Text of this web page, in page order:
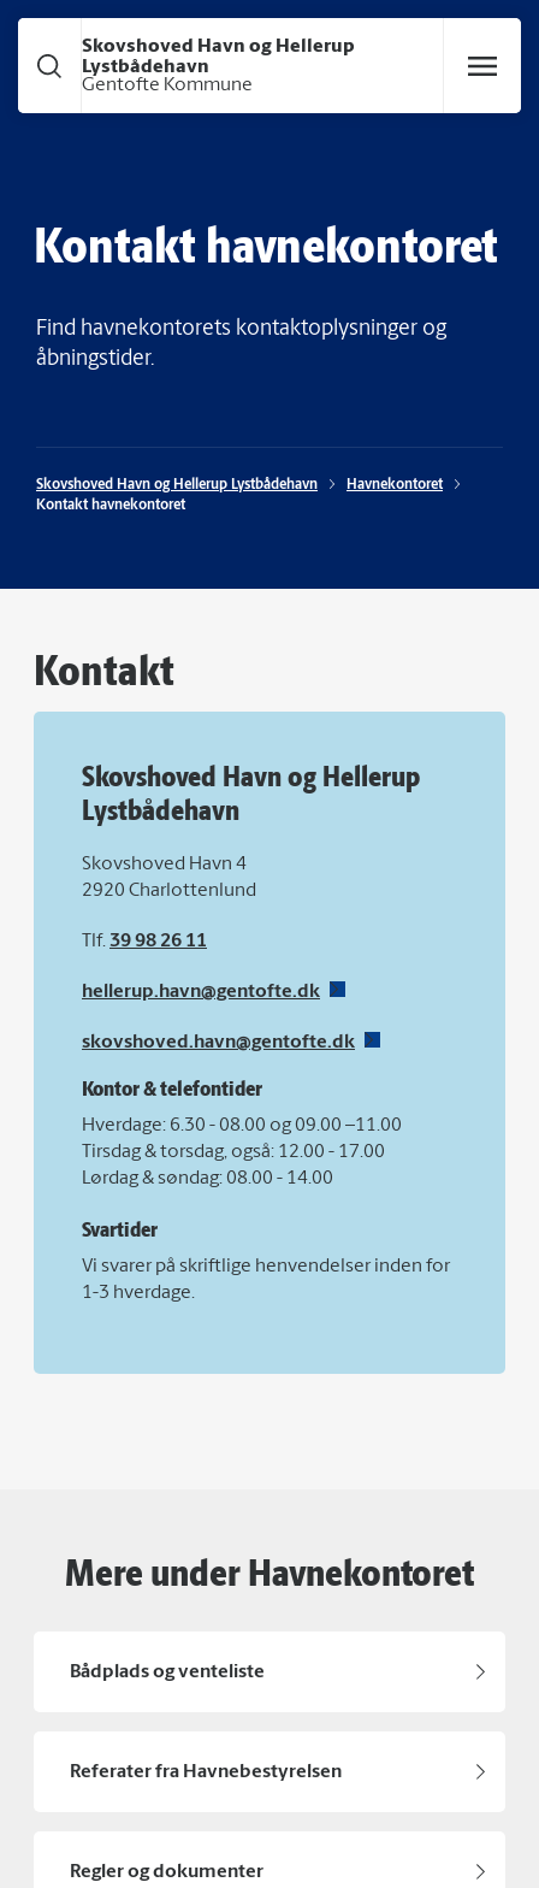
Skovshoved Havn og Hellerup
Lystbådehavn
Gentofte Kommune
Kontakt havnekontoret
Find havnekontorets kontaktoplysninger og
åbningstider.
Skovshoved Havn og Hellerup Lystbådehavn
Havnekontoret
Kontakt havnekontoret
Kontakt
Skovshoved Havn og Hellerup
Lystbådehavn
Skovshoved Havn 4
2920 Charlottenlund
Tlf. 39 98 26 11
hellerup.havn@gentofte.dk
skovshoved.havn@gentofte.dk
Kontor & telefontider
Hverdage: 6.30 - 08.00 og 09.00 –11.00
Tirsdag & torsdag, også: 12.00 - 17.00
Lørdag & søndag: 08.00 - 14.00
Svartider
Vi svarer på skriftlige henvendelser inden for
1-3 hverdage.
Mere under Havnekontoret
Bådplads og venteliste
Referater fra Havnebestyrelsen
Regler og dokumenter